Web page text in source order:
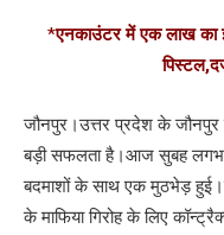
*एनकाउंटर में एक लाख का
जौनपुर।उत्तर प्रदेश के
बड़ी सफलता है।आज सुबह
बदमाशों के साथ एक मुठभेड़
के माफिया गिरोह के लिए